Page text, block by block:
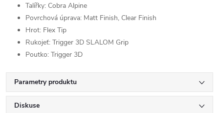
Talířky: Cobra Alpine
Povrchová úprava: Matt Finish, Clear Finish
Hrot: Flex Tip
Rukojeť: Trigger 3D SLALOM Grip
Poutko: Trigger 3D
Parametry produktu
Diskuse